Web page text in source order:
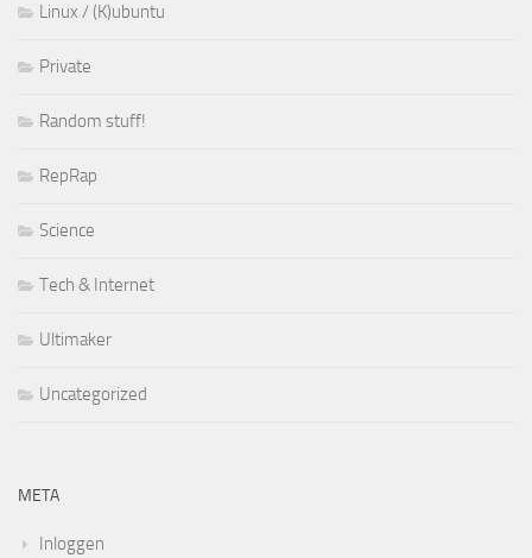
Linux / (K)ubuntu
Private
Random stuff!
RepRap
Science
Tech & Internet
Ultimaker
Uncategorized
META
Inloggen